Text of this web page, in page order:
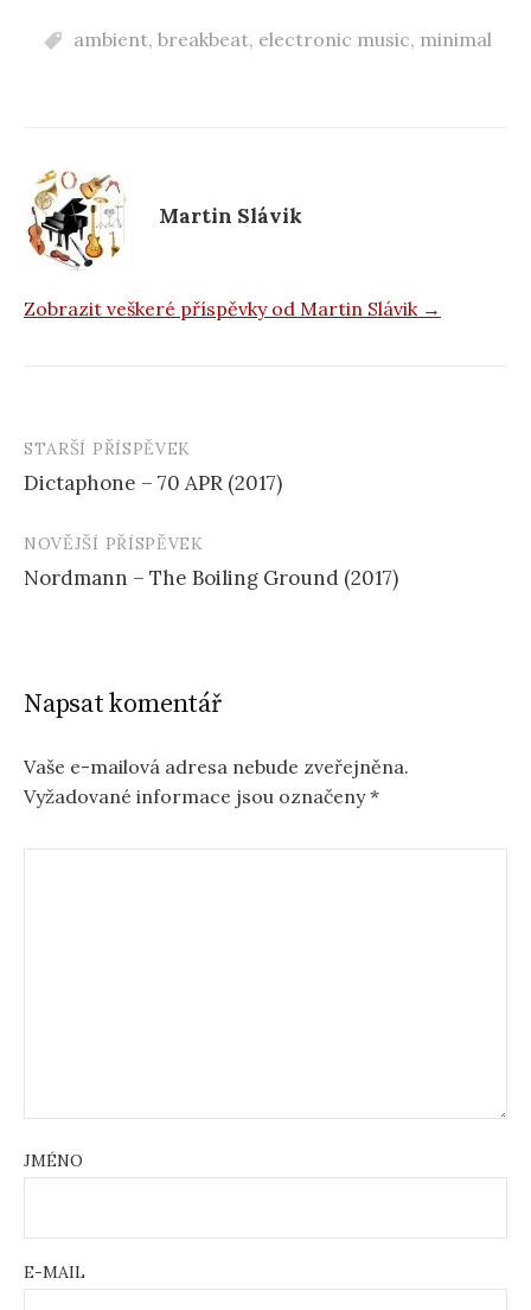
c
o
k
ambient, breakbeat, electronic music, minimal
Martin Slávik
Zobrazit veškeré příspěvky od Martin Slávik →
Navigace
příspěvku
STARŠÍ PŘÍSPĚVEK
Dictaphone – 70 APR (2017)
NOVĚJŠÍ PŘÍSPĚVEK
Nordmann – The Boiling Ground (2017)
Napsat komentář
Vaše e-mailová adresa nebude zveřejněna.
Vyžadované informace jsou označeny*
JMÉNO
E-MAIL